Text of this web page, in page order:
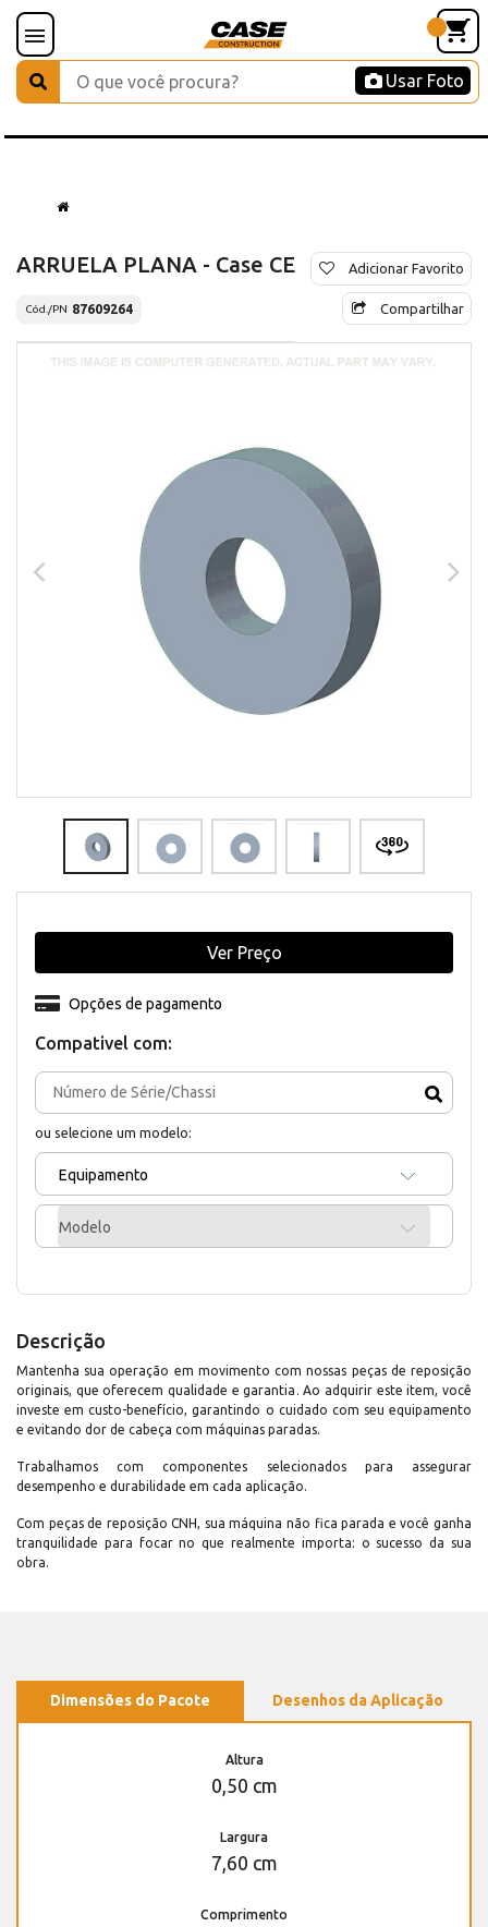
Usar Foto
ARRUELA PLANA - Case CE
Cód./PN 87609264
Adicionar Favorito
Compartilhar
Compativel com:
ou selecione um modelo:
Equipamento
Modelo
Opções de pagamento
Ver Preço
Descrição
Mantenha sua operação em movimento com nossas peças de reposição
originais, que oferecem qualidade e garantia. Ao adquirir este item, você
investe em custo-benefício, garantindo o cuidado com seu equipamento
e evitando dor de cabeça com máquinas paradas.
Trabalhamos com componentes selecionados para assegurar
desempenho e durabilidade em cada aplicação.
Com peças de reposição CNH, sua máquina não fica parada e você ganha
tranquilidade para focar no que realmente importa: o sucesso da sua
obra.
Dimensões do Pacote Desenhos da Aplicação
Altura
0,50 cm
Largura
7,60 cm
Comprimento